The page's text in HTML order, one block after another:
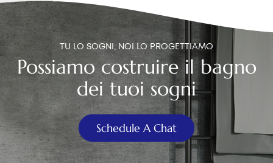
Español
Português
بالعربية
هَوُسَ
TU LO SOGNI, NOI LO PROGETTIAMO
Possiamo costruire il bagno
dei tuoi sogni
Schedule A Chat